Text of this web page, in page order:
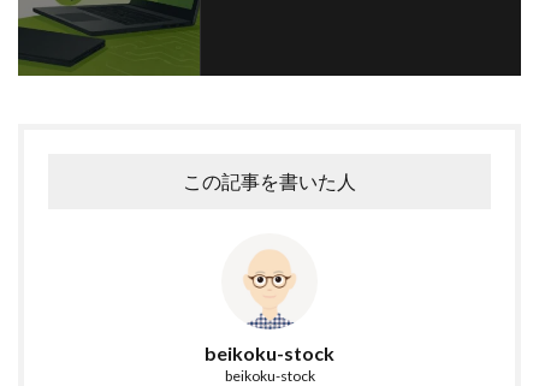
この記事を書いた人
beikoku-stock
beikoku-stock